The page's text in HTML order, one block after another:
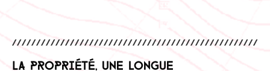
La propriété, une longue